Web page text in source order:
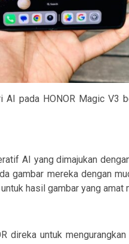
pada HONOR Magic V3
AI yang dimajukan
gambar mereka dengan
hasil gambar yang amat
direka untuk